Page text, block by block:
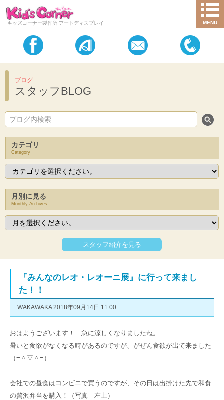
キッズコーナー製作所 アートディスプレイ MENU
ブログ
スタッフBLOG
カテゴリ
Category
月別に見る
Monthly Archives
スタッフ紹介を見る
『みんなのレオ・レオーニ展』に行って来まし
た！！
WAKAWAKA 2018年09月14日 11:00
おはようございます！ 急に涼しくなりましたね。
暑いと食欲がなくなる時があるのですが、がぜん食欲が出て来ました
（=＾▽＾=）
会社での昼食は コンビニで買うのですが、その日は出掛けた先で和食
の贅沢弁当を購入！（写真 左上）